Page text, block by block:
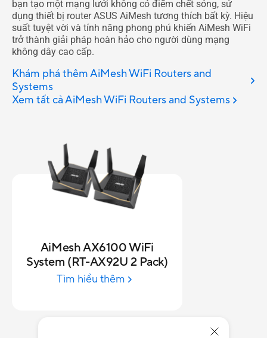
bạn tạo một mạng lưới không có điểm chết sóng, sử
dụng thiết bị router ASUS AiMesh tương thích bất kỳ. Hiệu
suất tuyệt vời và tính năng phong phú khiến AiMesh WiFi
trở thành giải pháp hoàn hảo cho người dùng mạng
không dây cao cấp.
Khám phá thêm AiMesh WiFi Routers and
Systems
Xem tất cả AiMesh WiFi Routers and Systems
AiMesh AX6100 WiFi
System (RT-AX92U 2 Pack)
Tìm hiểu thêm